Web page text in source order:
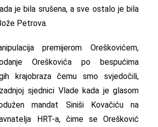
je bila srušena, a sve ostalo je bila
Petrova.
premijerom Oreškovićem,
Oreškovića po bespućima
krajobraza čemu smo svjedočili,
sjednici Vlade kada je glasom
mandat Siniši Kovačiću na
HRT-a, čime se Orešković